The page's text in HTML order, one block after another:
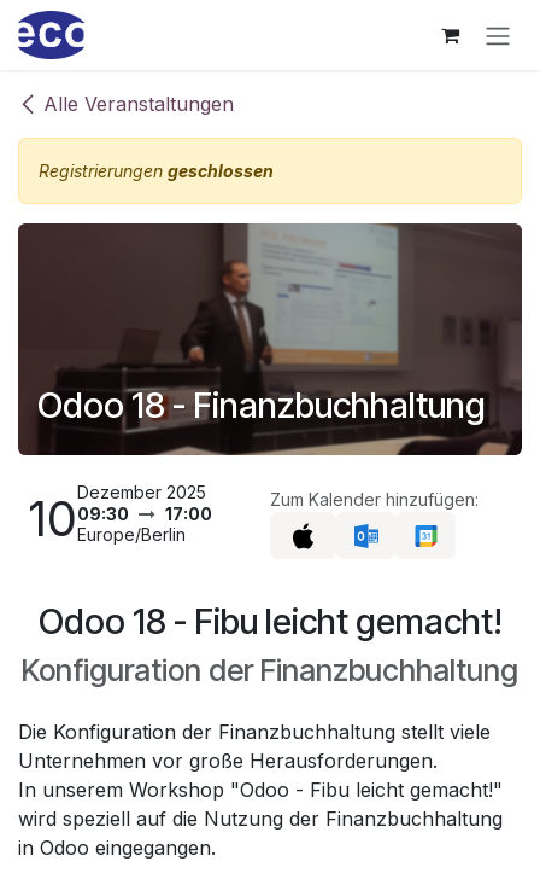
Zum Inhalt springen
Alle Veranstaltungen
Registrierungen geschlossen
Odoo 18 - Finanzbuchhaltung
10Dezember 2025
09:30
17:00
Europe/Berlin
Zum Kalender hinzufügen:
Odoo 18 - Fibu leicht gemacht!
Konfiguration der Finanzbuchhaltung
Die Konfiguration der Finanzbuchhaltung stellt viele
Unternehmen vor große Herausforderungen.
In unserem Workshop "Odoo - Fibu leicht gemacht!"
wird speziell auf die Nutzung der Finanzbuchhaltung
in Odoo eingegangen.